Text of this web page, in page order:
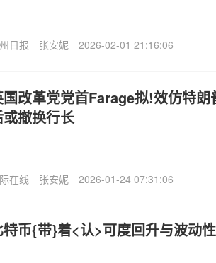
日报 张安妮 2026-02-01 21:16:06
改革党党首Farage拟!效仿特
撤换行长
在线 张安妮 2026-01-24 07:31:06
特币{带}着<认>可度回升与波动